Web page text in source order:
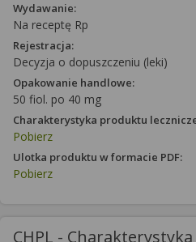
Wydawanie:
Na receptę Rp
Rejestracja:
Decyzja o dopuszczeniu (leki)
Opakowanie handlowe:
50 fiol. po 40 mg
Charakterystyka produktu
Pobierz
Ulotka produktu w formacie PDF:
Pobierz
CHPL -